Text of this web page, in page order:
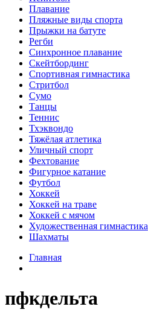
Плавание
Пляжные виды спорта
Прыжки на батуте
Регби
Синхронное плавание
Скейтбординг
Спортивная гимнастика
Стритбол
Сумо
Танцы
Теннис
Тхэквондо
Тяжёлая атлетика
Уличный спорт
Фехтование
Фигурное катание
Футбол
Хоккей
Хоккей на траве
Хоккей с мячом
Художественная гимнастика
Шахматы
Главная
пфкдельта